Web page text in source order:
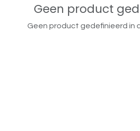
Geen product
Geen product gedefinieerd in